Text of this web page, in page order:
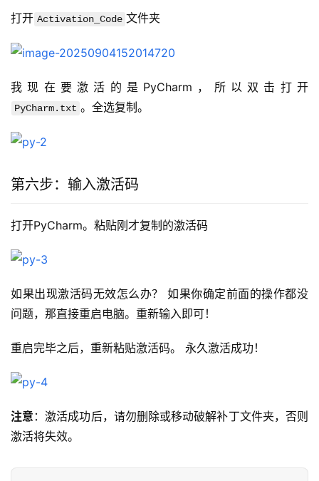
打开 Activation_Code 文件夹
我现在要激活的是PyCharm，所以双击打开
PyCharm.txt 。全选复制。
第六步：输入激活码
打开PyCharm。粘贴刚才复制的激活码
如果出现激活码无效怎么办？ 如果你确定前面的操作都没
问题，那直接重启电脑。重新输入即可！
重启完毕之后，重新粘贴激活码。 永久激活成功！
注意 ：激活成功后，请勿删除或移动破解补丁文件夹，否则
激活将失效。